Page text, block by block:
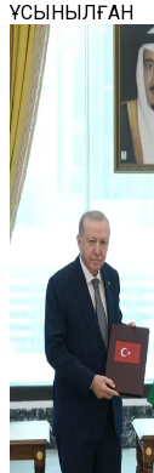
ҰСЫНЫЛҒАН